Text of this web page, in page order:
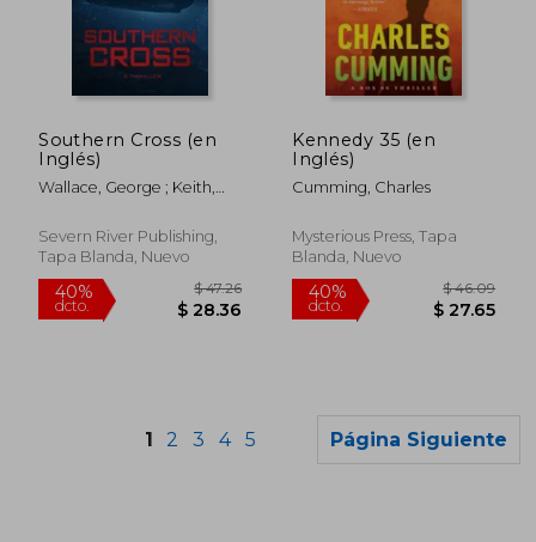
45%
$ 18.36
45%
dcto.
Southern Cross (en
Inglés)
Wallace, George ; Keith,
Severn River Publishing,
Tapa Blanda, Nuevo
Kennedy 35 (en
Inglés)
Cumming, Charles
Mysterious Press, Tapa
Blanda, Nuevo
1 2 3 4 5 Página Siguiente